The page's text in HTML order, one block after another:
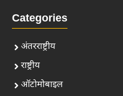
Categories
अंतरराष्ट्रीय
राष्ट्रीय
ऑटोमोबाइल